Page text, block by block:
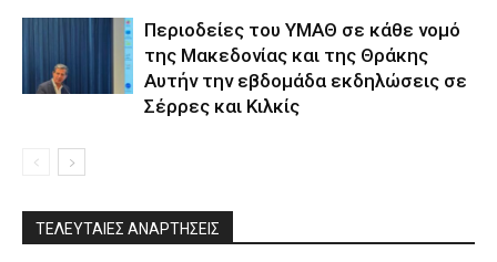
Περιοδείες του ΥΜΑΘ σε κάθε νομό
της Μακεδονίας και της Θράκης
Αυτήν την εβδομάδα εκδηλώσεις σε
Σέρρες και Κιλκίς
ΤΕΛΕΥΤΑΙΕΣ ΑΝΑΡΤΗΣΕΙΣ